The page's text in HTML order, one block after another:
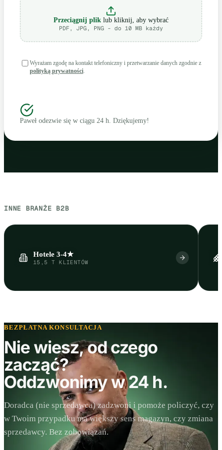
Przeciągnij plik lub kliknij, aby wybrać
PDF, JPG, PNG - do 10 MB każdy
Wyrażam zgodę na kontakt telefoniczny i przetwarzanie danych zgodnie z
polityką prywatności.
Paweł odezwie się w ciągu 24 h. Dziękujemy!
INNE BRANŻE B2B
Hotele 3-4★
15,5 T KLIENTÓW
BEZPŁATNA KONSULTACJA
Nie wiesz, od czego
zacząć?
Oddzwonimy w 24 h.
Doradca (nie sprzedawca) zadzwoni i pomoże policzyć, czy
w Twoim przypadku ma większy sens magazyn, czy zmiana
sprzedawcy. Bez zobowiązań.